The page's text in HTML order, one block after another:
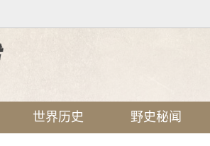
世界历史 野史秘闻